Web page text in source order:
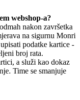
webshop-a?
nakon završetka
na sigurnu Monri
podatke kartice -
broj rata.
a služi kao dokaz
Time se smanjuje